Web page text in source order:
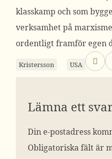
klasskamp och som
verksamhet på
ordentligt framför egen
Kristersson USA
Lämna ett
Din e-postadress
Obligatoriska fält är